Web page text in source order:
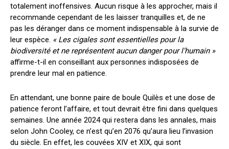
totalement inoffensives. Aucun risque à les approcher, mais il
recommande cependant de les laisser tranquilles et, de ne
pas les déranger dans ce moment indispensable à la survie de
leur espèce. « Les cigales sont essentielles pour la
biodiversité et ne représentent aucun danger pour l’humain »
affirme-t-il en conseillant aux personnes indisposées de
prendre leur mal en patience.
En attendant, une bonne paire de boule Quilès et une dose de
patience feront l’affaire, et tout devrait être fini dans quelques
semaines. Une année 2024 qui restera dans les annales, mais
selon John Cooley, ce n’est qu’en 2076 qu’aura lieu l’invasion
du siècle. En effet, les couvées XIV et XIX, qui sont